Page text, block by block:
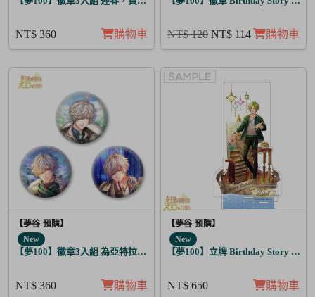
NT$ 360 購物車 NT$ 120 NT$ 114 購物車
【夢谷-預購】
New
【夢100】徽章3入組 為亞特拉斯的聖夜點燃夢之火 丁
NT$ 360 購物車
【夢谷-預購】
New
【夢100】立牌 Birthday Story 利德
NT$ 650 購物車